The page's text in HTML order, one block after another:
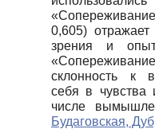
0,605) отражает
зрения и
склонность к
себя в чувства
числе
Будаговская,